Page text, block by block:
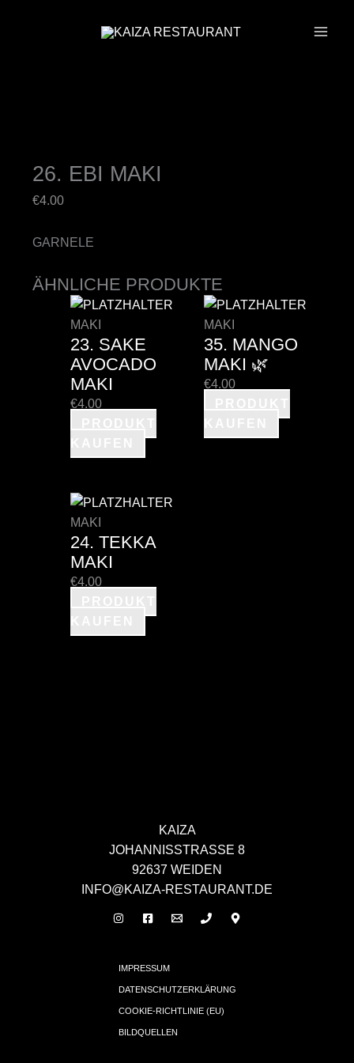
26. EBI MAKI
€4.00
GARNELE
ÄHNLICHE PRODUKTE
MAKI
23. SAKE
AVOCADO
MAKI
€4.00
MAKI
35. MANGO
MAKI 🌿
€4.00
MAKI
24. TEKKA
MAKI
€4.00
KAIZA
JOHANNISSTRASSE 8
92637 WEIDEN
INFO@KAIZA-RESTAURANT.DE
IMPRESSUM
DATENSCHUTZERKLÄRUNG
COOKIE-RICHTLINIE (EU)
BILDQUELLEN